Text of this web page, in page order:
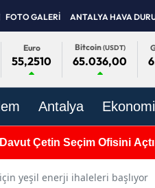
FOTO GALERİ ANTALYA HAVA
Euro
55,2510
Bitcoin(USDT)
65.036,00
Antalya Ekonomi
Değişti: 34 Üyenin 10’u
için yeşil enerji ihaleleri başlıyor